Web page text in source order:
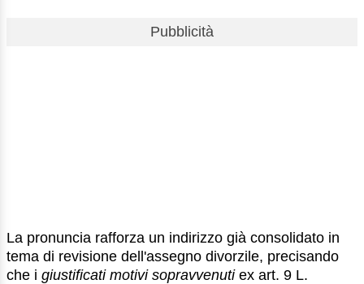
Pubblicità
La pronuncia rafforza un indirizzo già consolidato in
tema di revisione dell'assegno divorzile, precisando
che i giustificati motivi sopravvenutiex art. 9 L.